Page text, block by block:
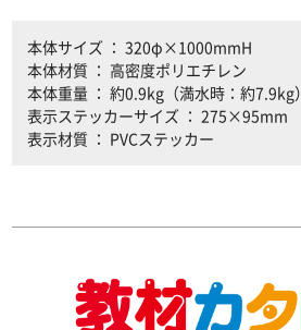
本体サイズ ： 320φ×1000mmH
本体材質 ： 高密度ポリエチレン
本体重量 ： 約0.9kg（満水時：約7.9kg）
表示ステッカーサイズ ： 275×95mm
表示材質 ： PVCステッカー